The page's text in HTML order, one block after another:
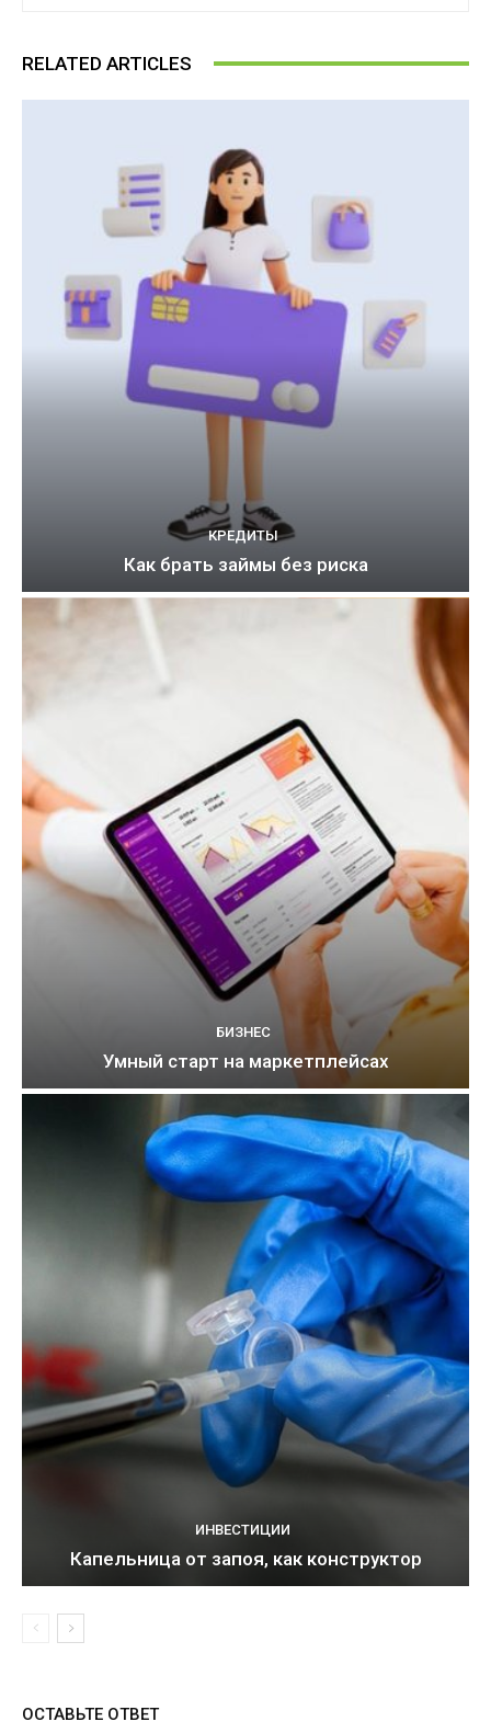
RELATED ARTICLES
КРЕДИТЫ
Как брать займы без риска
БИЗНЕС
Умный старт на маркетплейсах
ИНВЕСТИЦИИ
Капельница от запоя, как конструктор
ОСТАВЬТЕ ОТВЕТ